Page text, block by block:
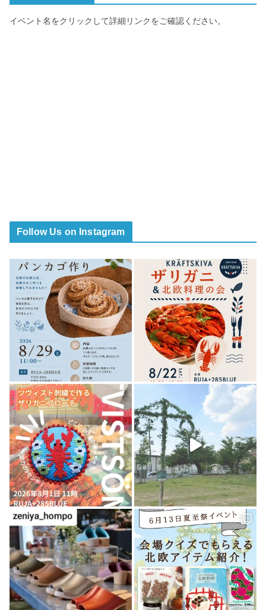
イベント名をクリックして詳細リンクをご確認ください。
Follow Us on Instagram